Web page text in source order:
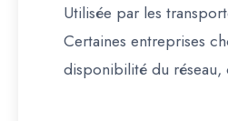
Utilisée par les
Certaines entreprises
disponibilité du réseau,